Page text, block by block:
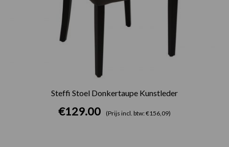
Steffi Stoel Donkertaupe Kunstleder
€129.00 (Prijs incl. btw: €156,09)